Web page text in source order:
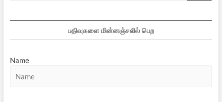
பதிவுகளை மின்னஞ்சலில் பெற
Name